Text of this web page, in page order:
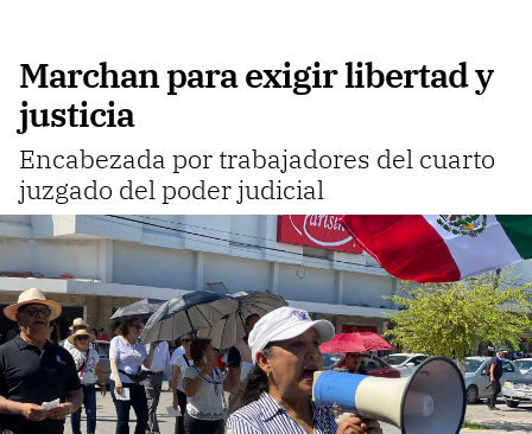
Marchan para exigir libertad y
justicia
Encabezada por trabajadores del cuarto
juzgado del poder judicial